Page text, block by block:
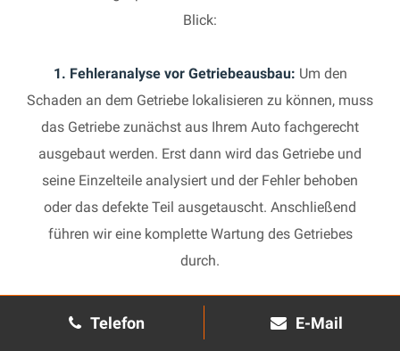
Telefon E-Mail
Blick:
1. Fehleranalyse vor Getriebeausbau: Um den
Schaden an dem Getriebe lokalisieren zu können, muss
das Getriebe zunächst aus Ihrem Auto fachgerecht
ausgebaut werden. Erst dann wird das Getriebe und
seine Einzelteile analysiert und der Fehler behoben
oder das defekte Teil ausgetauscht. Anschließend
führen wir eine komplette Wartung des Getriebes
durch.
2. Manuelles Getriebe:
Die Reparatur eines komplexen
Schaltgetriebes ist äußerst aufwendig und benötigt